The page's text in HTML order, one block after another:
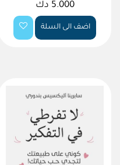
5.000 دك
اضف الى السلة